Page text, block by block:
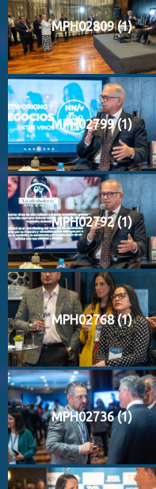
MPH02809 (1)
MPH02799 (1)
MPH02792 (1)
MPH02768 (1)
MPH02736 (1)